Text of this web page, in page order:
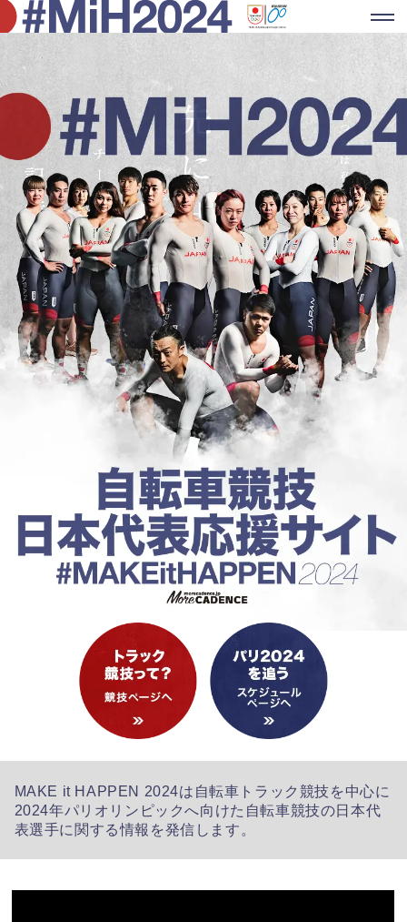
MAKE it HAPPEN 2024は自転車トラック競技を中心に
2024年パリオリンピックへ向けた自転車競技の日本代
表選手に関する情報を発信します。